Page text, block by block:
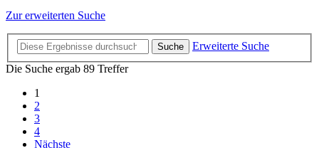
Zur erweiterten Suche
Suche
Erweiterte Suche
Die Suche ergab 89 Treffer
1
2
3
4
Nächste